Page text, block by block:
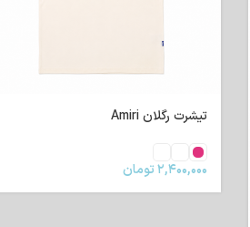
تیشرت داس دوزی آمی
۱,۹۹۰,۰۰۰ تومان